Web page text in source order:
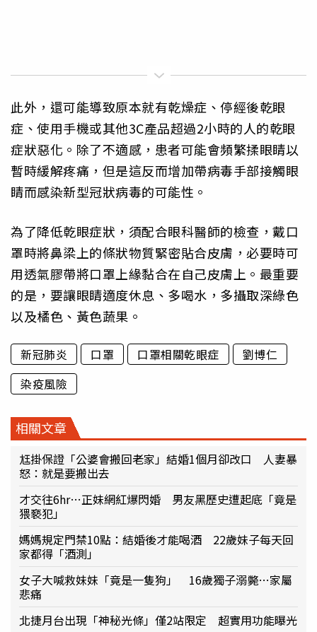
此外，還可能導致原本就有乾燥症、停經後乾眼
症、使用手機或其他3C產品超過2小時的人的乾眼
症狀惡化。除了不適感，患者可能會頻繁揉眼睛以
暫時緩解疼痛，但是這反而增加帶病毒手部接觸眼
睛而感染新型冠狀病毒的可能性。
為了降低乾眼症狀，須配合眼科醫師的檢查，戴口
罩時將鼻梁上的條狀物質緊密貼合皮膚，必要時可
用透氣膠帶將口罩上緣黏合在自己皮膚上。最重要
的是，要讓眼睛適度休息、多喝水，多攝取深綠色
以及橘色、黃色蔬果。
新冠肺炎 口罩 口罩相關乾眼症
劉博仁
染疫風險
相關文章
尪掛保證「公婆會搬回老家」結婚1個月卻改口 人妻暴
怒：就是要搬出去
才交往6hr…正妹網紅爆閃婚 男友黑歷史遭起底「竟是
猥褻犯」
媽媽規定門禁10點：結婚後才能喝酒 22歲妹子每天回
家都得「酒測」
女子大喊救妹妹「竟是一隻狗」 16歲獨子溺斃…家屬
悲痛
北捷月台出現「神秘光條」僅2站限定 超實用功能曝光